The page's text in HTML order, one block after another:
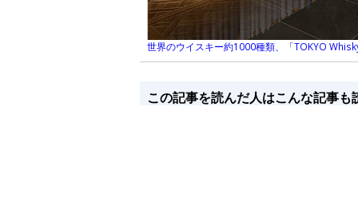
世界のウイスキー約1000種類、「TOKYO
この記事を読んだ人はこんな記事も